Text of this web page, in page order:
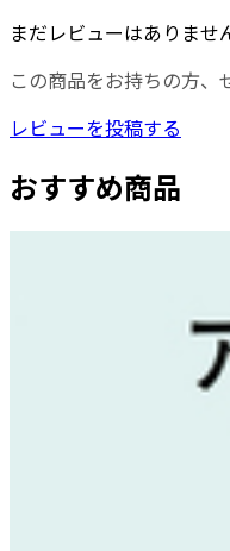
まだレビューはありませ
この商品をお持ちの方、
レビューを投稿する
おすすめ商品